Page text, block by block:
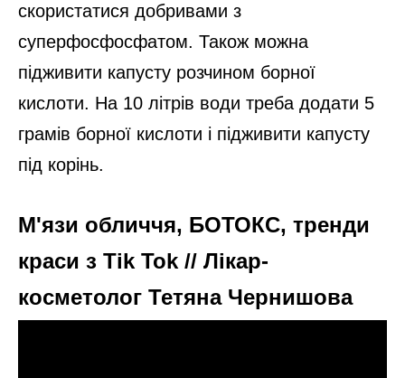
скористатися добривами з
суперфосфосфатом. Також можна
підживити капусту розчином борної
кислоти. На 10 літрів води треба додати 5
грамів борної кислоти і підживити капусту
під корінь.
М'язи обличчя, БОТОКС, тренди
краси з Tik Tok // Лікар-
косметолог Тетяна Чернишова